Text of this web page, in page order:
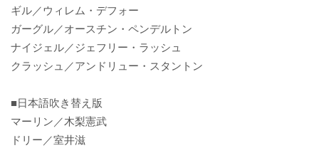
ギル／ウィレム・デフォー
ガーグル／オースチン・ペンデルトン
ナイジェル／ジェフリー・ラッシュ
クラッシュ／アンドリュー・スタントン
■日本語吹き替え版
マーリン／木梨憲武
ドリー／室井滋